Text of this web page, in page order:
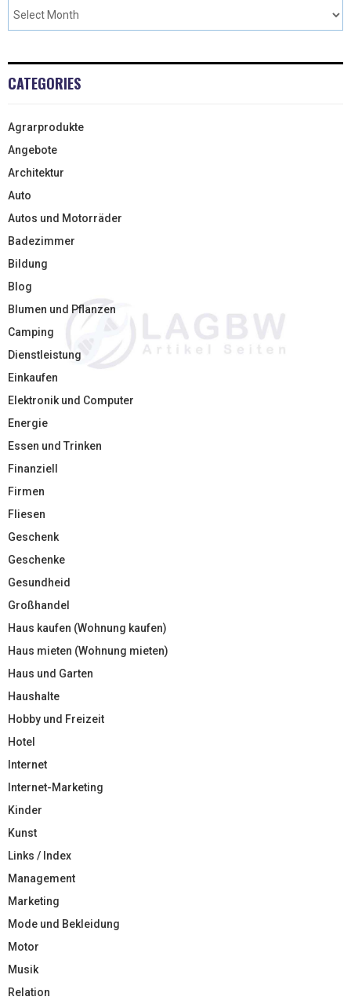
CATEGORIES
Agrarprodukte
Angebote
Architektur
Auto
Autos und Motorräder
Badezimmer
Bildung
Blog
Blumen und Pflanzen
Camping
Dienstleistung
Einkaufen
Elektronik und Computer
Energie
Essen und Trinken
Finanziell
Firmen
Fliesen
Geschenk
Geschenke
Gesundheid
Großhandel
Haus kaufen (Wohnung kaufen)
Haus mieten (Wohnung mieten)
Haus und Garten
Haushalte
Hobby und Freizeit
Hotel
Internet
Internet-Marketing
Kinder
Kunst
Links / Index
Management
Marketing
Mode und Bekleidung
Motor
Musik
Relation